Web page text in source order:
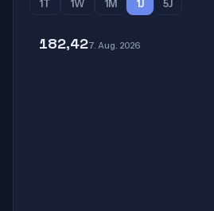
1T
1W 1M 1J 5J
182,427. Aug. 2026